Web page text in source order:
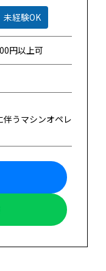
未経験OK
円以上可
伴うマシンオペレ